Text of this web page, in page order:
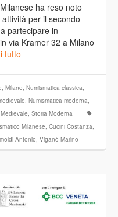
ha reso noto
per il secondo
partecipare in
via Kramer 32 a Milano
tutto
Milano Numismatica classica
Numismatica moderna
Storia Moderna
Milanese Cucini Costanza
Antonio Viganò Marino